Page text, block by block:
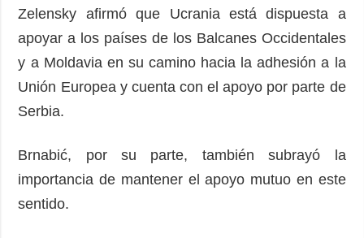
Zelensky afirmó que Ucrania está dispuesta a
apoyar a los países de los Balcanes Occidentales
y a Moldavia en su camino hacia la adhesión a la
Unión Europea y cuenta con el apoyo por parte de
Serbia.
Brnabić, por su parte, también subrayó la
importancia de mantener el apoyo mutuo en este
sentido.